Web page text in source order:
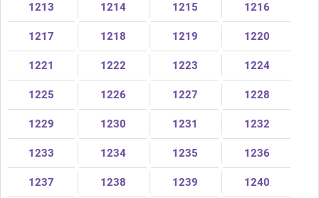
1213 1214 1215 1216
1217 1218 1219 1220
1221 1222 1223 1224
1225 1226 1227 1228
1229 1230 1231 1232
1233 1234 1235 1236
1237 1238 1239 1240